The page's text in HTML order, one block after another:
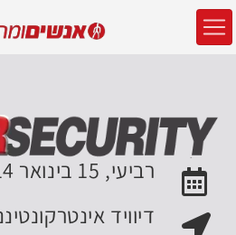
האירוע יתקיים בתאריך
רביעי, 15 בינואר 2014
מקום האירוע:
דיוויד